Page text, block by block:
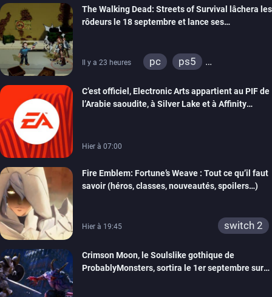
The Walking Dead: Streets of Survival lâchera les
rôdeurs le 18 septembre et lance ses
Il y a 23 heures pc
ps5
switch 2
C’est officiel, Electronic Arts appartient au PIF de
l’Arabie saoudite, à Silver Lake et à Affinity
Hier à 07:00
Fire Emblem: Fortune’s Weave : Tout ce qu’il faut
savoir (héros, classes, nouveautés, spoilers…)
Hier à 19:45 switch 2
Crimson Moon, le Soulslike gothique de
ProbablyMonsters, sortira le 1er septembre sur